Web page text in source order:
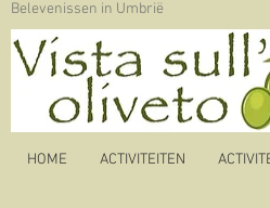
Belevenissen in Umbrië
HOME ACTIVITEITEN